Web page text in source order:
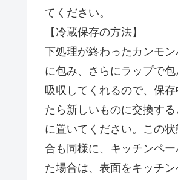
てください。
【冷蔵保存の方法】
下処理が終わったカンモ
に包み、さらにラップで
吸収してくれるので、保
たら新しいものに交換す
に置いてください。この
合も同様に、キッチンペ
た場合は、表面をキッチ